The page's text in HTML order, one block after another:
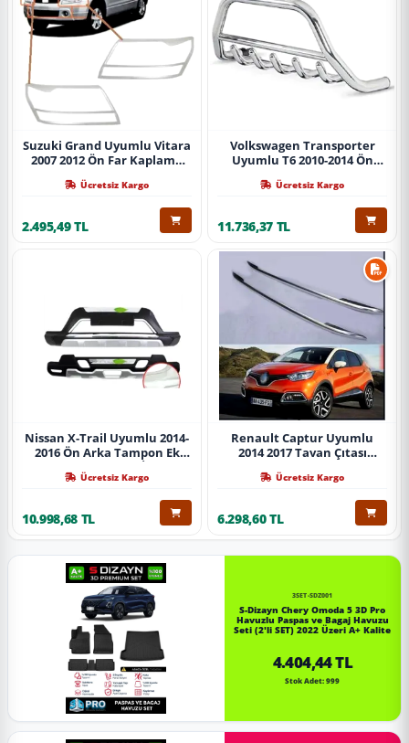
Suzuki Grand Uyumlu Vitara
2007 2012 Ön Far Kaplama
Ücretsiz Kargo
2.495,49 TL
Volkswagen Transporter
Uyumlu T6 2010-2014 Ön
Çelik Krom
Ücretsiz Kargo
11.736,37 TL
Nissan X-Trail Uyumlu 2014-
2016 Ön Arka Tampon Ek
Koruma Difüzör İthal
Ücretsiz Kargo
10.998,68 TL
Renault Captur Uyumlu
2014 2017 Tavan Çıtası
Ücretsiz Kargo
6.298,60 TL
3SET-SDZ001
S-Dizayn Chery Omoda 5 3D Pro
Havuzlu Paspas ve Bagaj Havuzu
Seti (2'li SET) 2022 Üzeri A+ Kalite
4.404,44 TL
Stok Adet: 999